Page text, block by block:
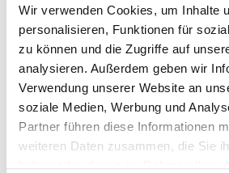
Wir verwenden Cookies, um Inhalte
personalisieren, Funktionen für
zu können und die Zugriffe auf
analysieren. Außerdem geben wir
Verwendung unserer Website an
soziale Medien, Werbung und
Partner führen diese Informationen
weiteren Daten zusammen, die Sie
haben oder die sie im Rahmen Ihrer
Zufrittstausee
Hauptplatz 14
39021 Latsch
+39 0473 623109